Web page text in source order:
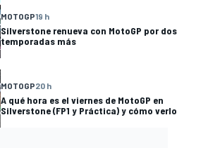
MOTOGP19 h
Silverstone renueva con MotoGP por dos
temporadas más
MOTOGP20 h
A qué hora es el viernes de MotoGP en
Silverstone (FP1 y Práctica) y cómo verlo